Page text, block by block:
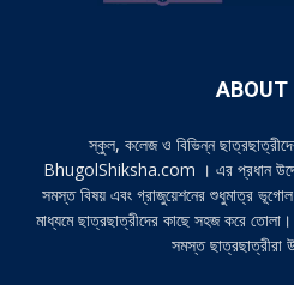
ABOUT
স্কুল, কলেজ ও বিভিন্ন
BhugolShiksha.com । এর প্রধান
সমস্ত বিষয় এবং গ্রাজুয়েশনের শুধুমাত্র
মাধ্যমে ছাত্রছাত্রীদের কাছে সহজ করে তোলা।
সমস্ত ছাত্রছাত্রীরা